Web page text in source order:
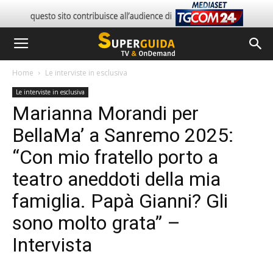
Home Le interviste in esclusiva
Le interviste in esclusiva
Marianna Morandi per
BellaMa’ a Sanremo 2025:
“Con mio fratello porto a
teatro aneddoti della mia
famiglia. Papà Gianni? Gli
sono molto grata” –
Intervista